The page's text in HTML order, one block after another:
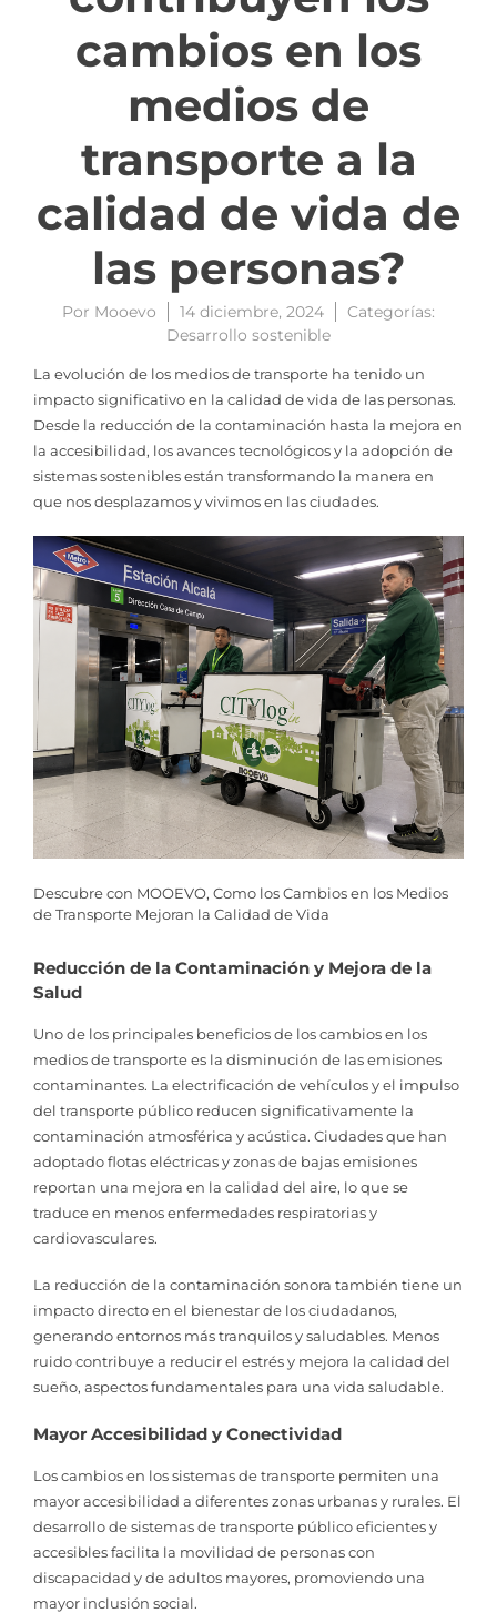
cambios en los
medios de
transporte a la
calidad de vida de
las personas?
Por Mooevo 14 diciembre, 2024
Categorías:
Desarrollo sostenible
La evolución de los medios de transporte ha tenido un
impacto significativo en la calidad de vida de las personas.
Desde la reducción de la contaminación hasta la mejora en
la accesibilidad, los avances tecnológicos y la adopción de
sistemas sostenibles están transformando la manera en
que nos desplazamos y vivimos en las ciudades.
Descubre con MOOEVO, Como los Cambios en los Medios
de Transporte Mejoran la Calidad de Vida
Reducción de la Contaminación y Mejora de la
Salud
Uno de los principales beneficios de los cambios en los
medios de transporte es la disminución de las emisiones
contaminantes. La electrificación de vehículos y el impulso
del transporte público reducen significativamente la
contaminación atmosférica y acústica. Ciudades que han
adoptado flotas eléctricas y zonas de bajas emisiones
reportan una mejora en la calidad del aire, lo que se
traduce en menos enfermedades respiratorias y
cardiovasculares.
La reducción de la contaminación sonora también tiene un
impacto directo en el bienestar de los ciudadanos,
generando entornos más tranquilos y saludables. Menos
ruido contribuye a reducir el estrés y mejora la calidad del
sueño, aspectos fundamentales para una vida saludable.
Mayor Accesibilidad y Conectividad
Los cambios en los sistemas de transporte permiten una
mayor accesibilidad a diferentes zonas urbanas y rurales. El
desarrollo de sistemas de transporte público eficientes y
accesibles facilita la movilidad de personas con
discapacidad y de adultos mayores, promoviendo una
mayor inclusión social.